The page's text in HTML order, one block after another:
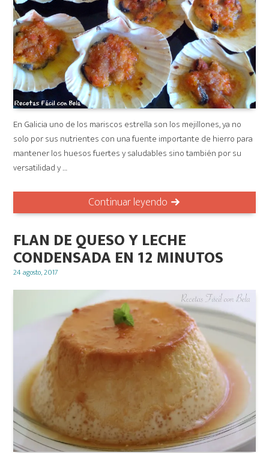
En Galicia uno de los mariscos estrella son los mejillones, ya no
solo por sus nutrientes con una fuente importante de hierro para
mantener los huesos fuertes y saludables sino también por su
versatilidad y …
Continuar leyendo
FLAN DE QUESO Y LECHE
CONDENSADA EN 12 MINUTOS
Posted
24 agosto, 2017